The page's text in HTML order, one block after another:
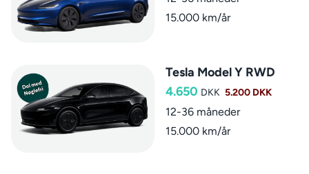
15.000 km/år
Tesla Model Y RWD
4.650 DKK 5.200 DKK
12-36 måneder
15.000 km/år